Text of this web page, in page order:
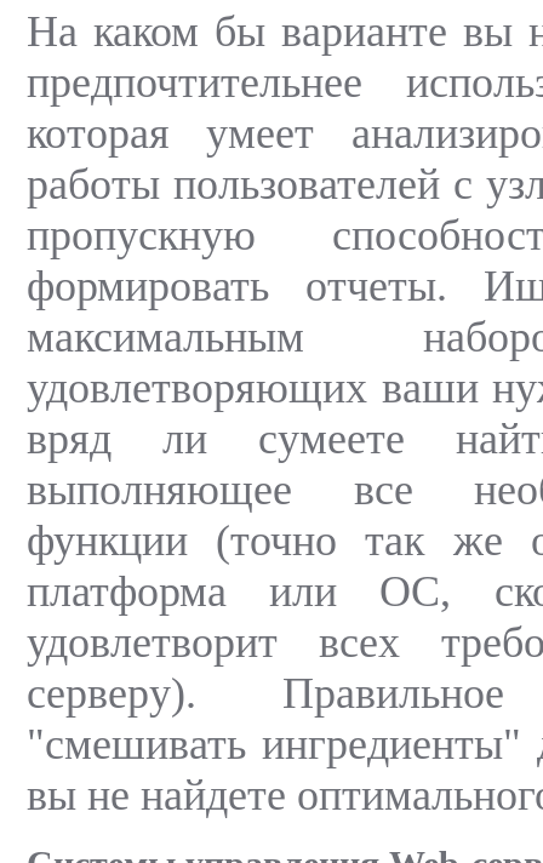
На каком бы варианте вы
предпочтительнее
которая умеет
работы пользователей с
пропускную
формировать отчеты.
максимальным
удовлетворяющих ваши
вряд ли сумеете
выполняющее все
функции (точно так же
платформа или ОС,
удовлетворит всех
серверу).
"смешивать ингредиенты"
вы не найдете